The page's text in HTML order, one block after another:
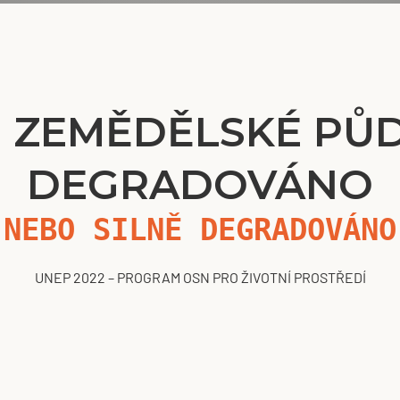
ZEMĚDĚLSKÉ
DEGRADOVÁNO
NEBO SILNĚ DEGRADOVÁNO
UNEP 2022 – PROGRAM OSN PRO ŽIVOTNÍ PROSTŘEDÍ